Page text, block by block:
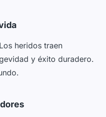
heridos traen
y éxito duradero.